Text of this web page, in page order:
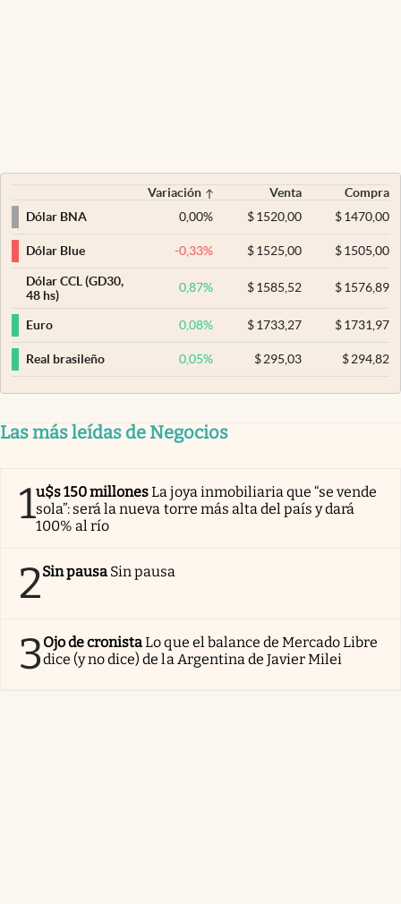
Variación Venta
Compra
Dólar BNA
0,00% $ 1520,00 $1470,00
Dólar Blue -0,33% $ 1525,00 $1505,00
Dólar CCL (GD30,
48 hs)
0,87% $ 1585,52 $1576,89
Euro 0,08% $ 1733,27 $1731,97
Real brasileño 0,05% $ 295,03 $294,82
Las más leídas de Negocios
1u$s 150 millonesLa joya inmobiliaria que “se vende
sola”: será la nueva torre más alta del país y dará
100% al río
2Sin pausa Sin pausa
3Ojo de cronistaLo que el balance de Mercado Libre
dice (y no dice) de la Argentina de Javier Milei